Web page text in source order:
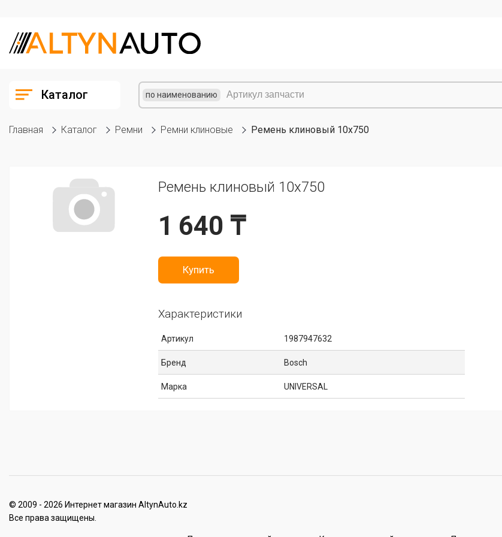
Каталог по наименованию
Главная Каталог Ремни Ремни клиновые Ремень клиновый 10x750
Ремень клиновый 10x750
1 640 ₸
Купить
Характеристики
Артикул 1987947632
Бренд Bosch
Марка UNIVERSAL
© 2009 - 2026 Интернет магазин AltynAuto.kz
Все права защищены.